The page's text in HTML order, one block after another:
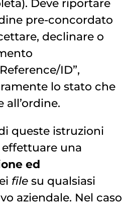
Deve riportare
pre-concordato
declinare o
ID”,
lo stato che
all’ordine.
queste istruzioni
una
ed
file su qualsiasi
aziendale. Nel caso